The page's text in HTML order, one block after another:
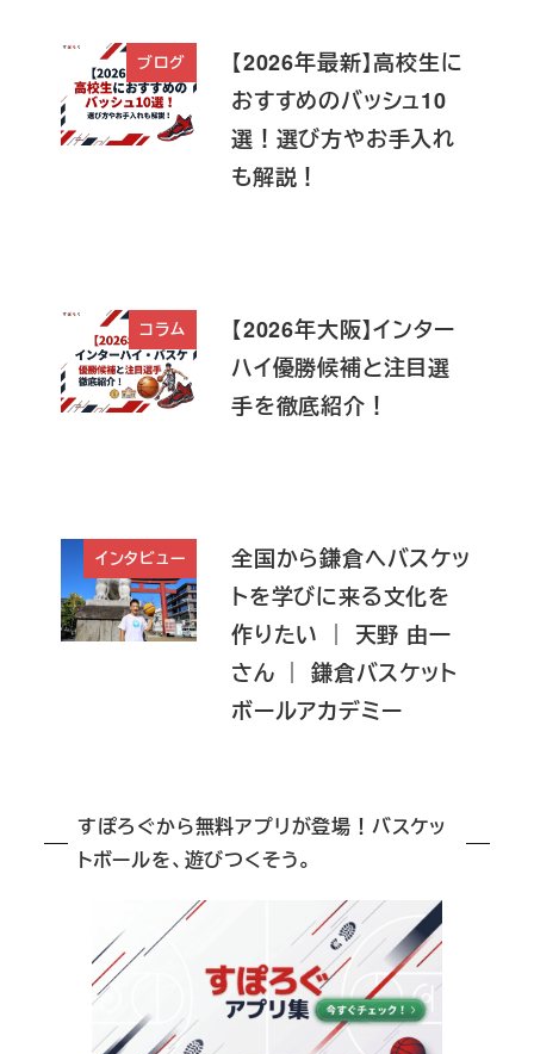
ブログ
【2026年最新】高校生に
おすすめのバッシュ10
選！選び方やお手入れ
も解説！
コラム
【2026年大阪】インター
ハイ優勝候補と注目選
手を徹底紹介！
インタビュー
全国から鎌倉へバスケッ
トを学びに来る文化を
作りたい ｜ 天野 由一
さん ｜ 鎌倉バスケット
ボールアカデミー
すぽろぐから無料アプリが登場！バスケッ
トボールを、遊びつくそう。